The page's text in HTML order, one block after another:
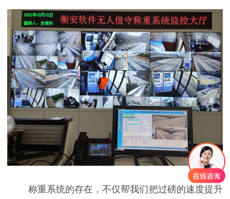
称重系统的存在，不仅帮我们把过磅的速度提升